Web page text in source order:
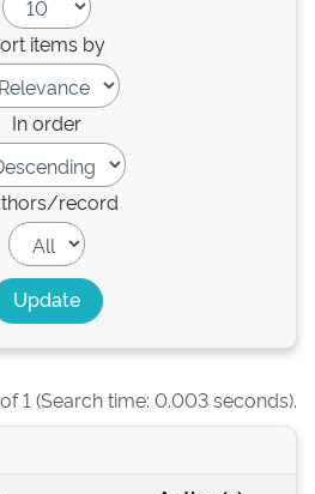
items by
In order
record
1 (Search time: 0.003 seconds).